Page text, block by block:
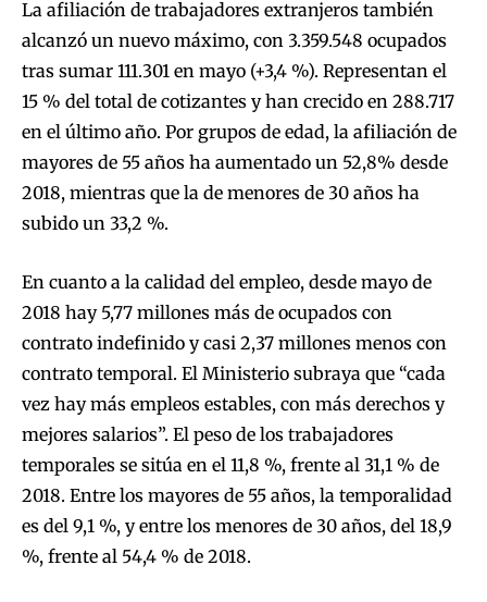
La afiliación de trabajadores extranjeros también
alcanzó un nuevo máximo, con 3.359.548 ocupados
tras sumar 111.301 en mayo (+3,4 %). Representan el
15 % del total de cotizantes y han crecido en 288.717
en el último año. Por grupos de edad, la afiliación de
mayores de 55 años ha aumentado un 52,8% desde
2018, mientras que la de menores de 30 años ha
subido un 33,2 %.
En cuanto a la calidad del empleo, desde mayo de
2018 hay 5,77 millones más de ocupados con
contrato indefinido y casi 2,37 millones menos con
contrato temporal. El Ministerio subraya que “cada
vez hay más empleos estables, con más derechos y
mejores salarios”. El peso de los trabajadores
temporales se sitúa en el 11,8 %, frente al 31,1 % de
2018. Entre los mayores de 55 años, la temporalidad
es del 9,1 %, y entre los menores de 30 años, del 18,9
%, frente al 54,4 % de 2018.